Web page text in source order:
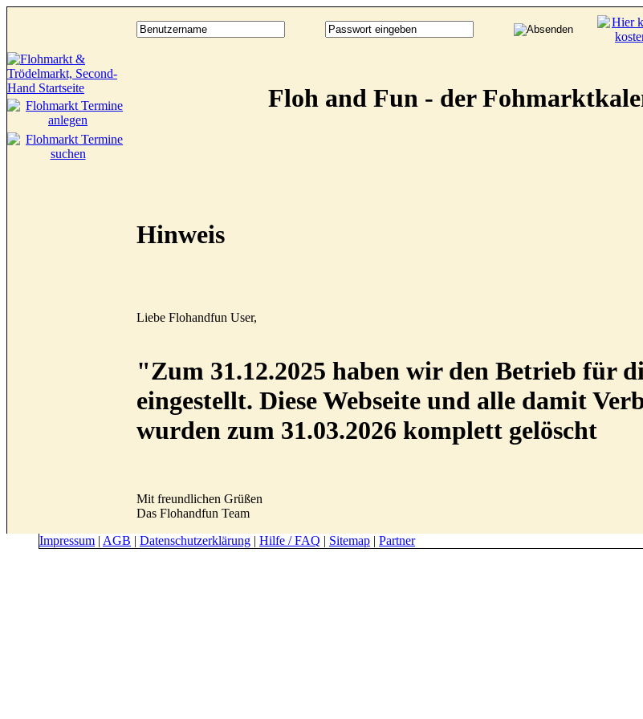
Floh and Fun - der
Hinweis
Liebe Flohandfun User,
"Zum 31.12.2025 haben wir den Betrieb für
eingestellt. Diese Webseite und alle damit
wurden zum 31.03.2026 komplett gelöscht
Mit freundlichen Grüßen
Das Flohandfun Team
Impressum | AGB | Datenschutzerklärung | Hilfe / FAQ | Sitemap | Partner